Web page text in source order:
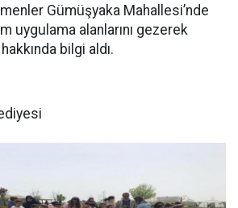
Gümüşyaka Mahallesi’nde
uygulama alanlarını gezerek
bilgi aldı.